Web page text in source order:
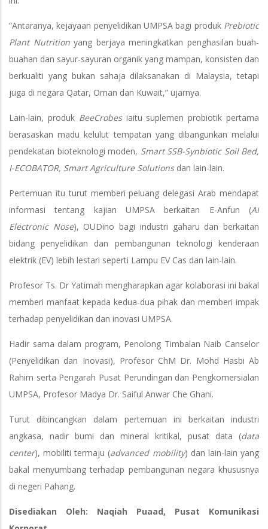
“Antaranya, kejayaan penyelidikan UMPSA bagi produk Prebiotic
Plant Nutritionyang berjaya meningkatkan penghasilan buah-
buahan dan sayur-sayuran organik yang mampan, konsisten dan
berkualiti yang bukan sahaja dilaksanakan di Malaysia, tetapi
juga di negara Qatar, Oman dan Kuwait,” ujarnya.
Lain-lain, produk BeeCrobesiaitu suplemen probiotik pertama
berasaskan madu kelulut tempatan yang dibangunkan melalui
pendekatan bioteknologi moden, Smart SSB-Synbiotic Soil Bed,
I-ECOBATOR, Smart Agriculture Solutionsdan lain-lain.
Pertemuan itu turut memberi peluang delegasi Arab mendapat
informasi tentang kajian UMPSA berkaitan E-Anfun (AI
Electronic Nose), OUDino bagi industri gaharu dan berkaitan
bidang penyelidikan dan pembangunan teknologi kenderaan
elektrik (EV) lebih lestari seperti Lampu EV Cas dan lain-lain.
Profesor Ts. Dr Yatimah mengharapkan agar kolaborasi ini bakal
memberi manfaat kepada kedua-dua pihak dan memberi impak
terhadap penyelidikan dan inovasi UMPSA.
Hadir sama dalam program, Penolong Timbalan Naib Canselor
(Penyelidikan dan Inovasi), Profesor ChM Dr. Mohd Hasbi Ab
Rahim serta Pengarah Pusat Perundingan dan Pengkomersialan
UMPSA, Profesor Madya Dr. Saiful Anwar Che Ghani.
Turut dibincangkan dalam pertemuan ini berkaitan industri
angkasa, nadir bumi dan mineral kritikal, pusat data (data
center), mobiliti termaju (advanced mobility) dan lain-lain yang
bakal menyumbang terhadap pembangunan negara khususnya
di negeri Pahang.
Disediakan Oleh: Naqiah Puaad, Pusat Komunikasi